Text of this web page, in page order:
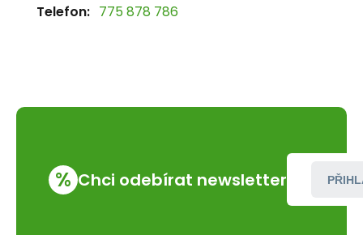
Telefon: 775 878 786
% Chci odebírat newsletter